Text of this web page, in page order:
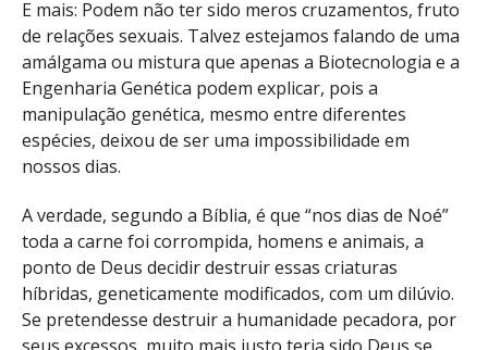
E mais: Podem não ter sido meros cruzamentos, fruto
de relações sexuais. Talvez estejamos falando de uma
amálgama ou mistura que apenas a Biotecnologia e a
Engenharia Genética podem explicar, pois a
manipulação genética, mesmo entre diferentes
espécies, deixou de ser uma impossibilidade em
nossos dias.
A verdade, segundo a Bíblia, é que “nos dias de Noé”
toda a carne foi corrompida, homens e animais, a
ponto de Deus decidir destruir essas criaturas
híbridas, geneticamente modificados, com um dilúvio.
Se pretendesse destruir a humanidade pecadora, por